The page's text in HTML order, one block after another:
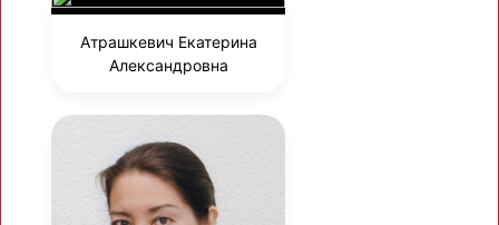
Атрашкевич Екатерина
Александровна